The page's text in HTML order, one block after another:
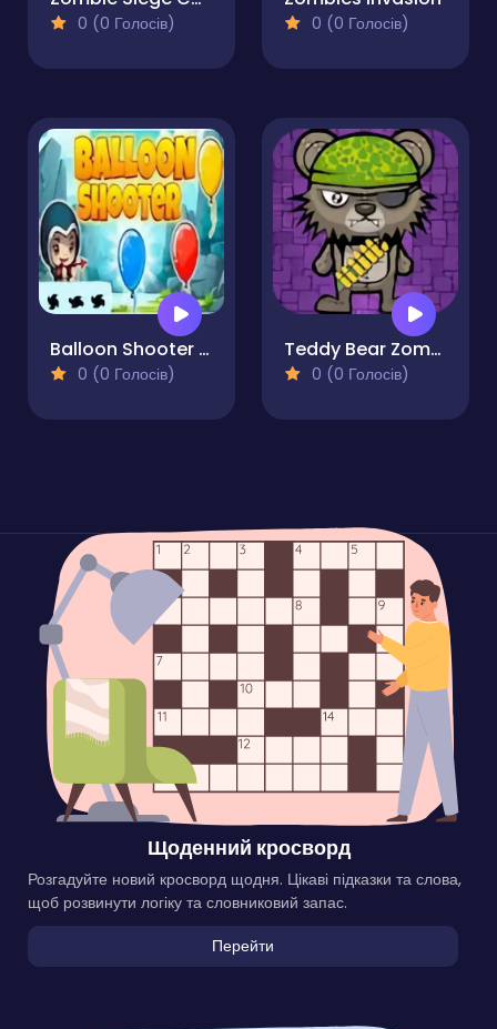
0 (0 Голосів) 0 (0 Голосів)
Balloon Shooter Pro
0 (0 Голосів)
Teddy Bear Zombies Machine Gun
0 (0 Голосів)
Щоденний кросворд
Розгадуйте новий кросворд щодня. Цікаві підказки та слова,
щоб розвинути логіку та словниковий запас.
Перейти